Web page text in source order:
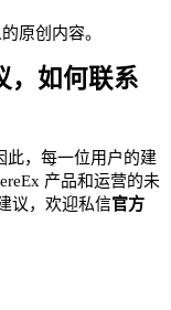
原创内容。
，如何联系
此，每一位用户的建
产品和运营的未
议，欢迎私信官方